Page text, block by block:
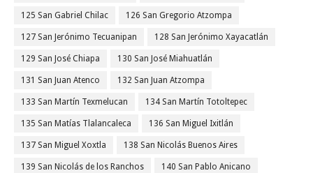
125 San Gabriel Chilac 126 San Gregorio Atzompa
127 San Jerónimo Tecuanipan 128 San Jerónimo Xayacatlán
129 San José Chiapa 130 San José Miahuatlán
131 San Juan Atenco 132 San Juan Atzompa
133 San Martín Texmelucan 134 San Martín Totoltepec
135 San Matías Tlalancaleca 136 San Miguel Ixitlán
137 San Miguel Xoxtla 138 San Nicolás Buenos Aires
139 San Nicolás de los Ranchos 140 San Pablo Anicano